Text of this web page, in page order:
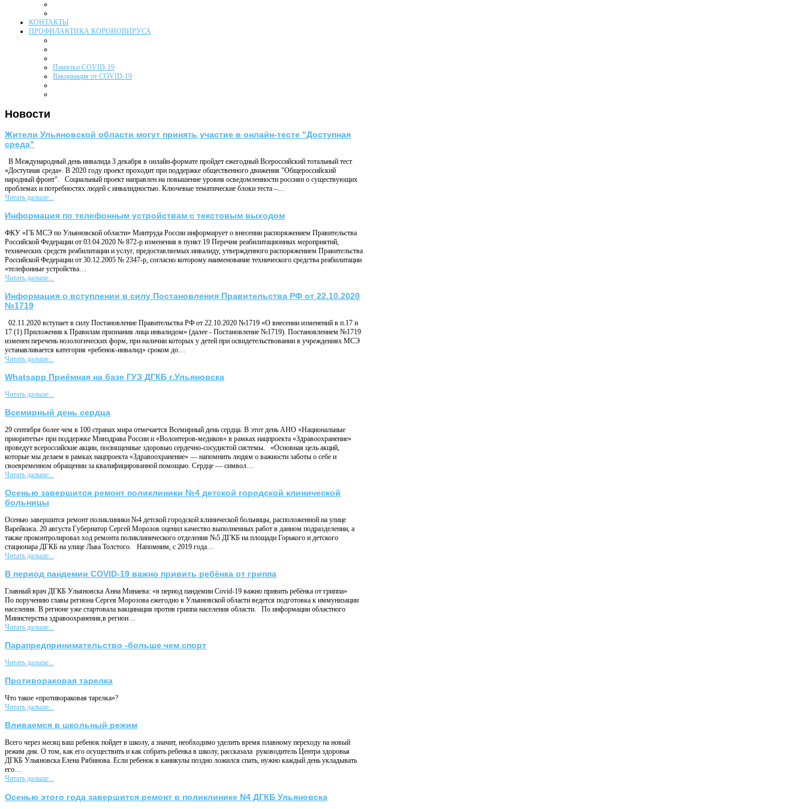
КОНТАКТЫ
ПРОФИЛАКТИКА КОРОНОВИРУСА
Памятки COVID-19
Вакцинация от COVID-19
Новости
Жители Ульяновской области могут принять участие в онлайн-тесте "Доступная
среда"
В Международный день инвалида 3 декабря в онлайн-формате пройдет ежегодный Всероссийский тотальный тест
«Доступная среда». В 2020 году проект проходит при поддержке общественного движения "Общероссийский
народный фронт". Социальный проект направлен на повышение уровня осведомленности россиян о существующих
проблемах и потребностях людей с инвалидностью. Ключевые тематические блоки теста –…
Читать дальше...
Информация по телефонным устройствам с текстовым выходом
ФКУ «ГБ МСЭ по Ульяновской области» Минтруда России информирует о внесении распоряжением Правительства
Российской Федерации от 03.04.2020 № 872-р изменения в пункт 19 Перечня реабилитационных мероприятий,
технических средств реабилитации и услуг, предоставляемых инвалиду, утвержденного распоряжением Правительства
Российской Федерации от 30.12.2005 № 2347-р, согласно которому наименование технического средства реабилитации
«телефонные устройства…
Читать дальше...
Информация о вступлении в силу Постановления Правительства РФ от 22.10.2020
№1719
02.11.2020 вступает в силу Постановление Правительства РФ от 22.10.2020 №1719 «О внесении изменений в п.17 и
17 (1) Приложения к Правилам признания лица инвалидом» (далее - Постановление №1719). Постановлением №1719
изменен перечень нозологических форм, при наличии которых у детей при освидетельствовании в учреждениях МСЭ
устанавливается категория «ребенок-инвалид» сроком до…
Читать дальше...
Whatsapp Приёмная на базе ГУЗ ДГКБ г.Ульяновска
Читать дальше...
Всемирный день сердца
29 сентября более чем в 100 странах мира отмечается Всемирный день сердца. В этот день АНО «Национальные
приоритеты» при поддержке Минздрава России и «Волонтеров-медиков» в рамках нацпроекта «Здравоохранение»
проведут всероссийские акции, посвященные здоровью сердечно-сосудистой системы. «Основная цель акций,
которые мы делаем в рамках нацпроекта «Здравоохранение» — напомнить людям о важности заботы о себе и
своевременном обращении за квалифицированной помощью. Сердце — символ…
Читать дальше...
Осенью завершится ремонт поликлиники №4 детской городской клинической
больницы
Осенью завершится ремонт поликлиники №4 детской городской клинической больницы, расположенной на улице
Варейкиса. 20 августа Губернатор Сергей Морозов оценил качество выполненных работ в данном подразделении, а
также проконтролировал ход ремонта поликлинического отделения №5 ДГКБ на площади Горького и детского
стационара ДГКБ на улице Льва Толстого. Напомним, с 2019 года…
Читать дальше...
В период пандемии COVID-19 важно привить ребёнка от гриппа
Главный врач ДГКБ Ульяновска Анна Минаева: «в период пандемии Covid-19 важно привить ребёнка от гриппа»
По поручению главы региона Сергея Морозова ежегодно в Ульяновской области ведется подготовка к иммунизации
населения. В регионе уже стартовала вакцинация против гриппа населения области. По информации областного
Министерства здравоохранения,в регион…
Читать дальше...
Парапредпринимательство -больше чем спорт
Читать дальше...
Противораковая тарелка
Что такое «противораковая тарелка»?
Читать дальше...
Вливаемся в школьный режим
Всего через месяц ваш ребенок пойдет в школу, а значит, необходимо уделить время плавному переходу на новый
режим дня. О том, как его осуществить и как собрать ребенка в школу, рассказала руководитель Центра здоровья
ДГКБ Ульяновска Елена Рябинова. Если ребенок в каникулы поздно ложился спать, нужно каждый день укладывать
его…
Читать дальше...
Осенью этого года завершится ремонт в поликлинике N4 ДГКБ Ульяновска